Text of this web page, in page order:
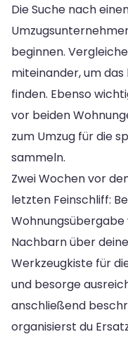
Die Suche nach
beginnen.
miteinander, um
finden. Ebenso
vor beiden
zum Umzug für die
sammeln.
Zwei Wochen vor
letzten Feinschliff:
Nachbarn über
Werkzeugkiste für
und besorge
anschließend
organisierst du